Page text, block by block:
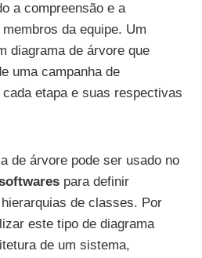
a compreensão e a
da equipe. Um
diagrama de árvore que
uma campanha de
etapa e suas respectivas
de árvore pode ser usado no
para definir
de classes. Por
este tipo de diagrama
de um sistema,